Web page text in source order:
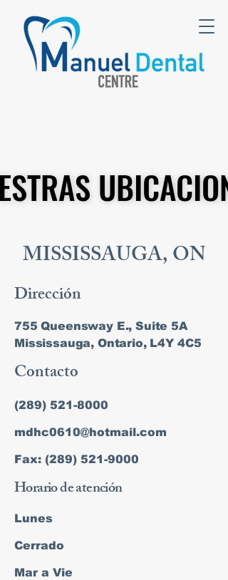
MISSISSAUGA, ON
Dirección
755 Queensway E., Suite 5A
Mississauga, Ontario, L4Y 4C5
Contacto
(289) 521-8000
mdhc0610@hotmail.com
Fax: (289) 521-9000
Horario de atención
Lunes
Cerrado
Mar a Vie